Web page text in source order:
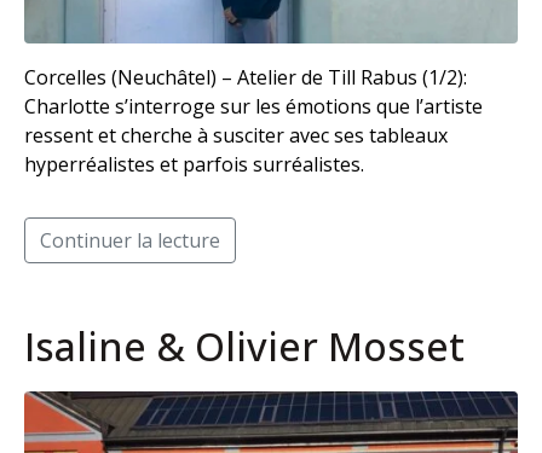
Corcelles (Neuchâtel) – Atelier de Till Rabus (1/2):
Charlotte s’interroge sur les émotions que l’artiste
ressent et cherche à susciter avec ses tableaux
hyperréalistes et parfois surréalistes.
Continuer la lecture
Isaline & Olivier Mosset